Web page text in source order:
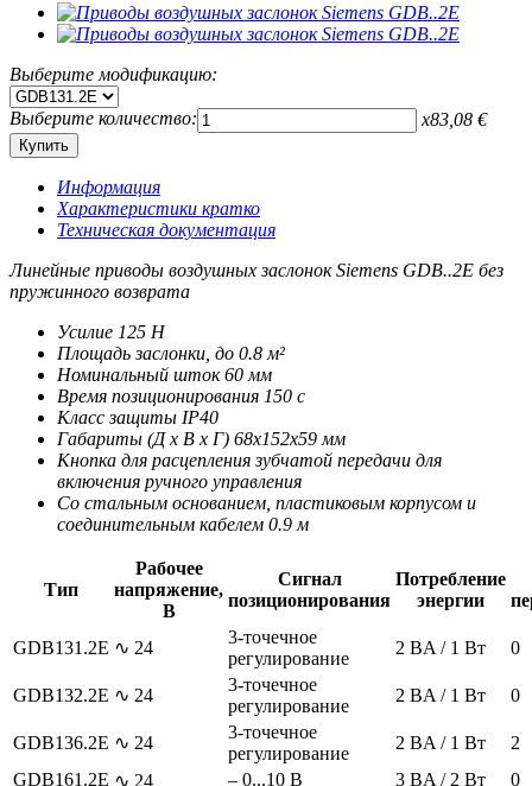
Выберите модификацию:
Выберите количество: x83,08 €
Информация
Характеристики кратко
Техническая документация
Линейные приводы воздушных заслонок Siemens GDB..2E без
пружинного возврата
Усилие 125 Н
Площадь заслонки, до 0.8 м²
Номинальный шток 60 мм
Время позиционирования 150 с
Класс защиты IP40
Габариты (Д x В x Г) 68x152x59 мм
Кнопка для расцепления зубчатой передачи для
включения ручного управления
Со стальным основанием, пластиковым корпусом и
соединительным кабелем 0.9 м
Тип
Рабочее
напряжение,
В
Сигнал
позиционирования
Потребление
энергии
GDB131.2E ∿ 24
3-точечное
регулирование
2 BA / 1 Вт 0
GDB132.2E ∿ 24
3-точечное
регулирование
2 BA / 1 Вт 0
GDB136.2E ∿ 24
3-точечное
регулирование
2 BA / 1 Вт
2
GDB161.2E ∿ 24 – 0...10 В 3 BA / 2 Вт
0